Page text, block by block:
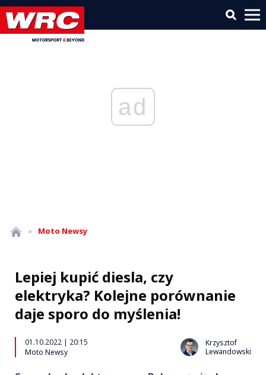
ad
» Moto Newsy
Lepiej kupić diesla, czy
elektryka? Kolejne porównanie
daje sporo do myślenia!
01.10.2022 | 20:15
Moto Newsy
Krzysztof
Lewandowski